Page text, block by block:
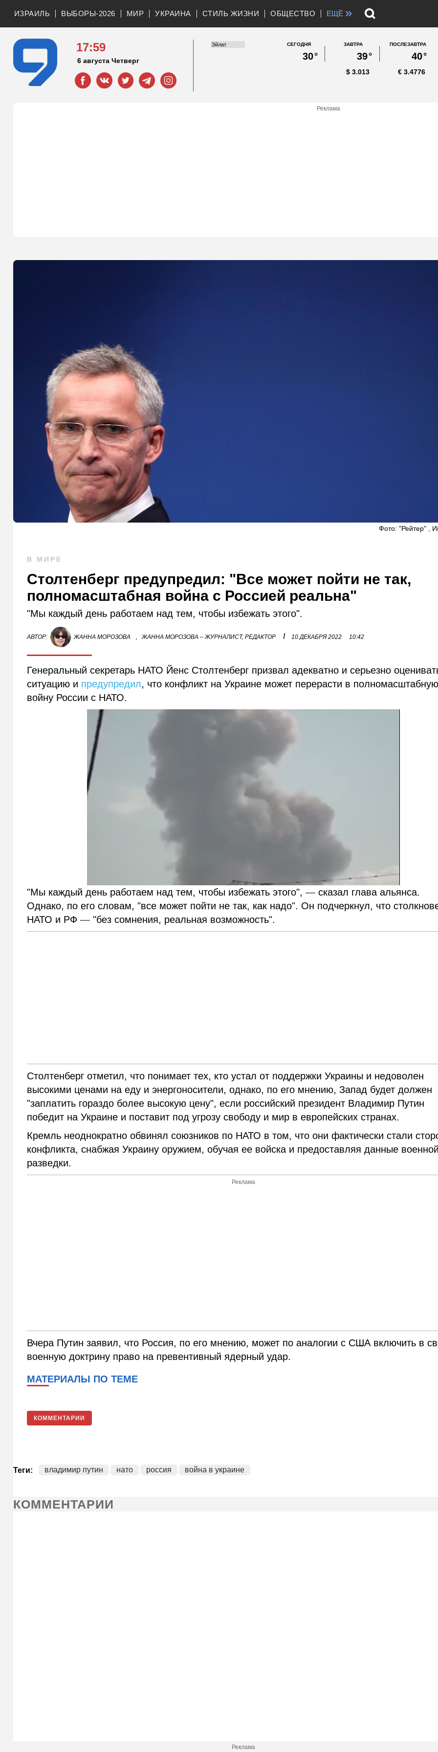
ИЗРАИЛЬ ВЫБОРЫ-2026 МИР УКРАИНА СТИЛЬ ЖИЗНИ ОБЩЕСТВО ЕЩЁ »
17:59
6 августа Четверг
СЕГОДНЯ
30°
ЗАВТРА
39°
ПОСЛЕЗАВТРА
40°
3.013
$ 3.4776
€
Реклама
Фото: "Рейтер" ,
В МИРЕ
Столтенберг предупредил: "Все может пойти не так,
полномасштабная война с Россией реальна"
"Мы каждый день работаем над тем, чтобы избежать этого".
АВТОР: ЖАННА МОРОЗОВА , ЖАННА МОРОЗОВА – ЖУРНАЛИСТ, РЕДАКТОР I 10 ДЕКАБРЯ 2022 10:42
Генеральный секретарь НАТО Йенс Столтенберг призвал адекватно и серьезно
ситуацию и предупредил, что конфликт на Украине может перерасти в полномасштабную
войну России с НАТО.
"Мы каждый день работаем над тем, чтобы избежать этого",— сказал глава альянса.
Однако, по его словам, "все может пойти не так, как надо". Он подчеркнул, что
НАТО и РФ—"без сомнения, реальная возможность".
Столтенберг отметил, что понимает тех, кто устал от поддержки Украины и недоволен
высокими ценами на еду и энергоносители, однако, по его мнению, Запад будет должен
"заплатить гораздо более высокую цену", если российский президент Владимир Путин
победит на Украине и поставит под угрозу свободу и мир в европейских странах.
Кремль неоднократно обвинял союзников по НАТО в том, что они фактически стали
конфликта, снабжая Украину оружием, обучая ее войска и предоставляя данные военной
разведки.
Реклама
Вчера Путин заявил, что Россия, по его мнению, может по аналогии с США включить в
военную доктрину право на превентивный ядерный удар.
МАТЕРИАЛЫ ПО ТЕМЕ
КОММЕНТАРИИ
Теги: владимир путин нато россия война в украине
КОММЕНТАРИИ
Реклама